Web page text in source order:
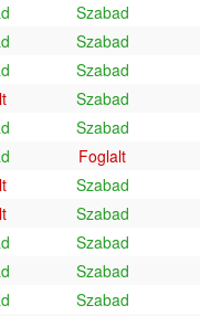
Szabad
Szabad
Szabad
Szabad
Szabad
Foglalt
Szabad
Szabad
Szabad
Szabad
Szabad